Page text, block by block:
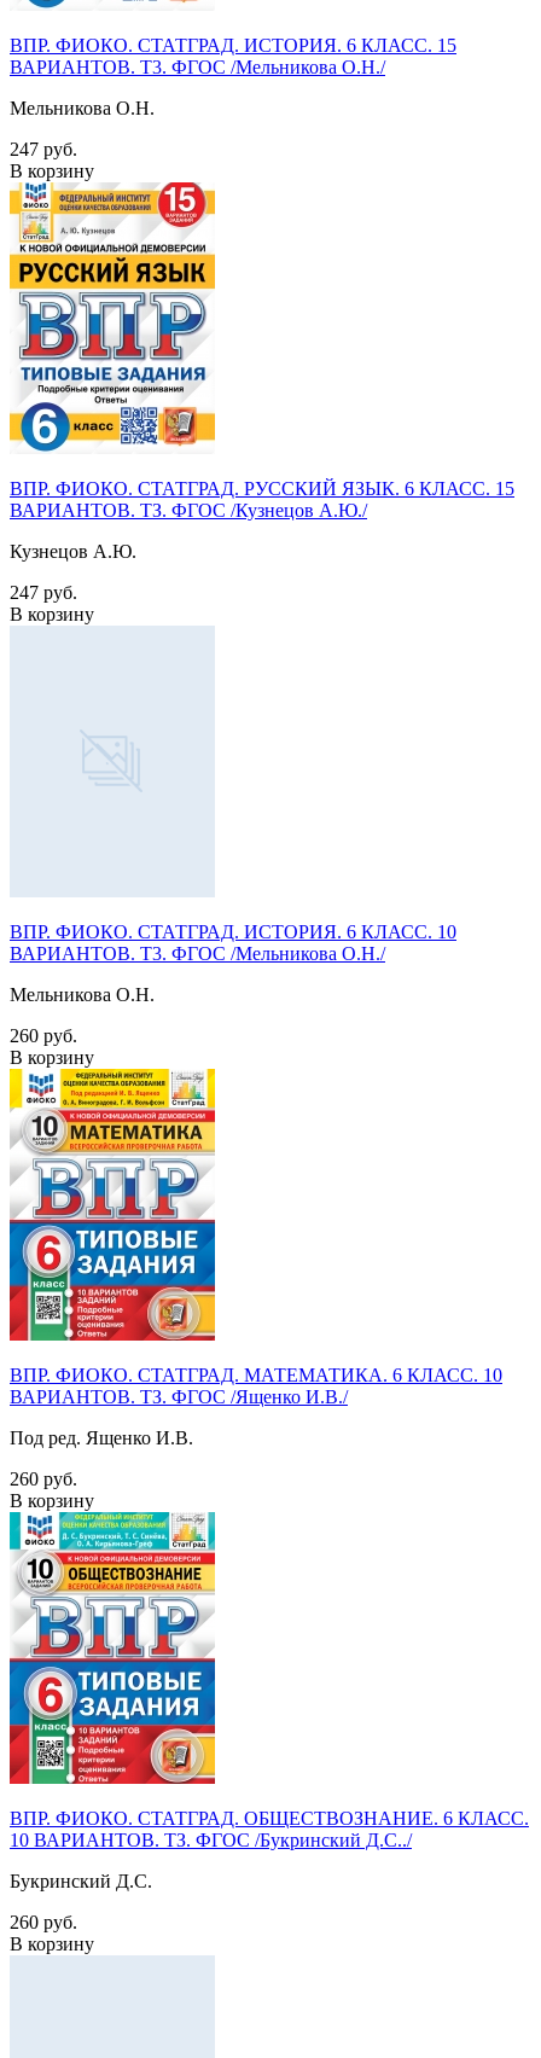
ВПР. ФИОКО. СТАТГРАД. ИСТОРИЯ. 6 КЛАСС. 15
ВАРИАНТОВ. Т3. ФГОС /Мельникова О.Н./
Мельникова О.Н.
247 руб.
В корзину
ВПР. ФИОКО. СТАТГРАД. РУССКИЙ ЯЗЫК. 6 КЛАСС. 15
ВАРИАНТОВ. ТЗ. ФГОС /Кузнецов А.Ю./
Кузнецов А.Ю.
247 руб.
В корзину
ВПР. ФИОКО. СТАТГРАД. ИСТОРИЯ. 6 КЛАСС. 10
ВАРИАНТОВ. Т3. ФГОС /Мельникова О.Н./
Мельникова О.Н.
260 руб.
В корзину
ВПР. ФИОКО. СТАТГРАД. МАТЕМАТИКА. 6 КЛАСС. 10
ВАРИАНТОВ. ТЗ. ФГОС /Ященко И.В./
Под ред. Ященко И.В.
260 руб.
В корзину
ВПР. ФИОКО. СТАТГРАД. ОБЩЕСТВОЗНАНИЕ. 6 КЛАСС.
10 ВАРИАНТОВ. ТЗ. ФГОС /Букринский Д.С../
Букринский Д.С.
260 руб.
В корзину